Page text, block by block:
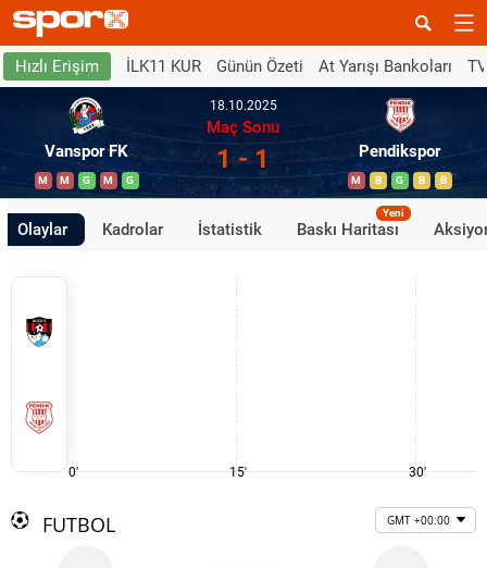
Hızlı Erişim İLK11 KUR Günün Özeti At Yarışı Bankoları
Vanspor FK
M M G M G
18.10.2025
Maç Sonu
1 - 1 Pendikspor
M B G B B
Olaylar Kadrolar İstatistik Baskı Haritası
Yeni
0' 15' 30'
FUTBOL GMT +00:00